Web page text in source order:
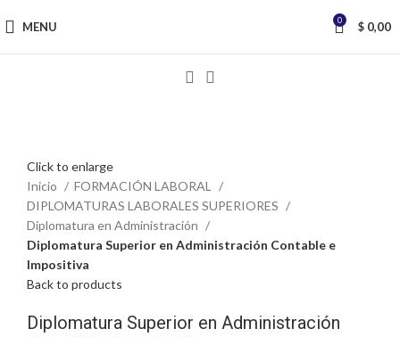
MENU 0 $ 0,00
Click to enlarge
Inicio
FORMACIÓN LABORAL
DIPLOMATURAS LABORALES SUPERIORES
Diplomatura en Administración
Diplomatura Superior en Administración Contable e
Impositiva
Back to products
Diplomatura Superior en Administración